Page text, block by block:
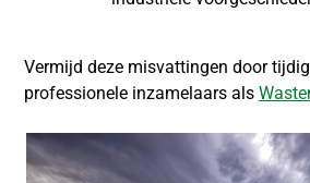
Vermijd deze misvattingen door
professionele inzamelaars als